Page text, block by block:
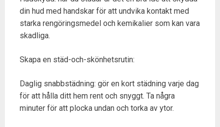
din hud med handskar för att undvika kontakt med
starka rengöringsmedel och kemikalier som kan vara
skadliga.
Skapa en städ-och-skönhetsrutin:
Daglig snabbstädning: gör en kort städning varje dag
för att hålla ditt hem rent och snyggt. Ta några
minuter för att plocka undan och torka av ytor.